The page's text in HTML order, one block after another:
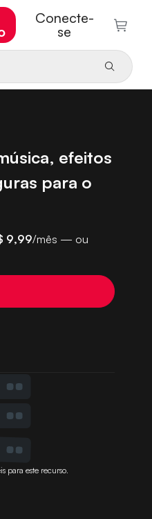
Conecte-
se
efeitos
para o
9,99/mês — ou
para este recurso.